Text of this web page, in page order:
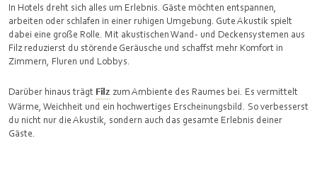
In Hotels dreht sich alles um Erlebnis. Gäste möchten entspannen,
arbeiten oder schlafen in einer ruhigen Umgebung. Gute Akustik spielt
dabei eine große Rolle. Mit akustischen Wand- und Deckensystemen aus
Filz reduzierst du störende Geräusche und schaffst mehr Komfort in
Zimmern, Fluren und Lobbys.
Darüber hinaus trägt Filz zum Ambiente des Raumes bei. Es vermittelt
Wärme, Weichheit und ein hochwertiges Erscheinungsbild. So verbesserst
du nicht nur die Akustik, sondern auch das gesamte Erlebnis deiner
Gäste.